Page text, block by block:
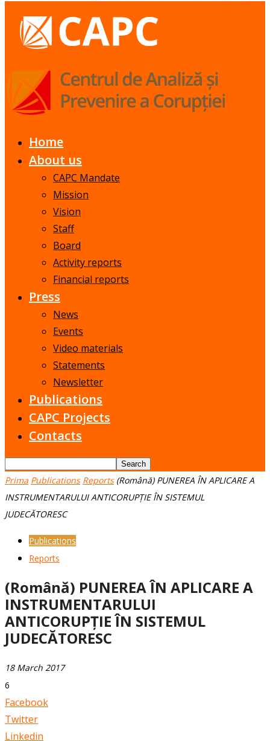
Home
About us
CAPC Mandate
Mission
Vision
Staff
Board
Activity reports
Financial reports
Press
News
Events
Video materials
Statements
Newsletter
Publications
CAPC Projects
Contacts
Prima Publications Reports (Română) PUNEREA ÎN APLICARE A
INSTRUMENTARULUI ANTICORUPȚIE ÎN SISTEMUL
JUDECĂTORESC
Publications
Reports
(Română) PUNEREA ÎN APLICARE A
INSTRUMENTARULUI
ANTICORUPȚIE ÎN SISTEMUL
JUDECĂTORESC
18 March 2017
6
Facebook
Twitter
Linkedin